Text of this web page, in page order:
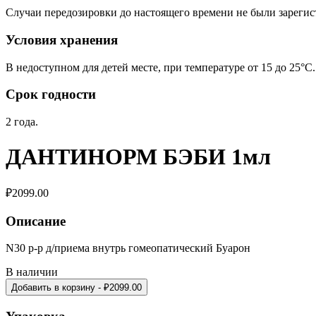
Случаи передозировки до настоящего времени не были
Условия хранения
В недоступном для детей месте, при температуре от 15 до 25°C.
Срок годности
2 года.
ДАНТИНОРМ БЭБИ 1мл
₽2099.00
Описание
N30 р-р д/приема внутрь гомеопатический Буарон
В наличии
Добавить в корзину - ₽2099.00